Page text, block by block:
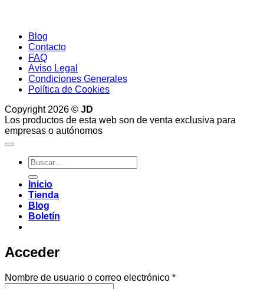
Blog
Contacto
FAQ
Aviso Legal
Condiciones Generales
Política de Cookies
Copyright 2026 © JD
Los productos de esta web son de venta exclusiva para
empresas o autónomos
Buscar
por:
Inicio
Tienda
Blog
Boletín
Acceder
Nombre de usuario o correo electrónico *Obligatorio